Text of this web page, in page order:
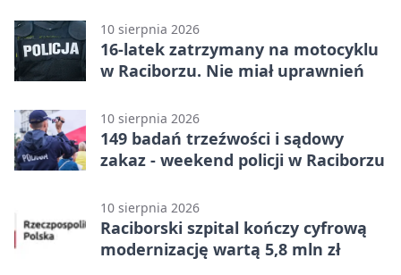
10 sierpnia 2026
16-latek zatrzymany na motocyklu
w Raciborzu. Nie miał uprawnień
10 sierpnia 2026
149 badań trzeźwości i sądowy
zakaz - weekend policji w Raciborzu
10 sierpnia 2026
Raciborski szpital kończy cyfrową
modernizację wartą 5,8 mln zł